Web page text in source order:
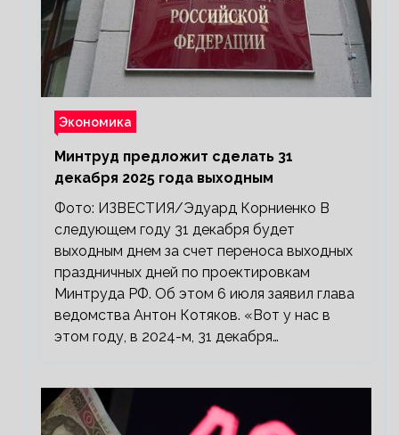
Экономика
Минтруд предложит сделать 31
декабря 2025 года выходным
Фото: ИЗВЕСТИЯ/Эдуард Корниенко В
следующем году 31 декабря будет
выходным днем за счет переноса выходных
праздничных дней по проектировкам
Минтруда РФ. Об этом 6 июля заявил глава
ведомства Антон Котяков. «Вот у нас в
этом году, в 2024-м, 31 декабря…